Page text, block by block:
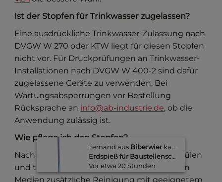
Ist der Stopfen für Trinkwasser zugelassen?
Eine ausdrückliche Trinkwasser-Zulassung nach
DVGW W 270 oder KTW liegt für diesen Stopfen
nicht vor. Für Druckprüfungen an Trinkwasser-
Installationen nach DVGW W 400-2 sind dafür
zugelassene Geräte zu verwenden. Bei
Wartungsabsperrungen vor Bestellung
Rücksprache an info@ab-industrie.de, ob die
Anwendung zulässig ist.
Wie pflege ich den Stopfen?
Nach dem Einsatz mit klarem Wasser abspülen
und trocken lagern. Bei Einsatz in ölhaltigen
Medien zusätzliche Reinigung mit geeignetem
Jemand aus Biberwierkaufte gerade
Erdspieß für Baustellenschirm
Vor etwa 20 Stunden​